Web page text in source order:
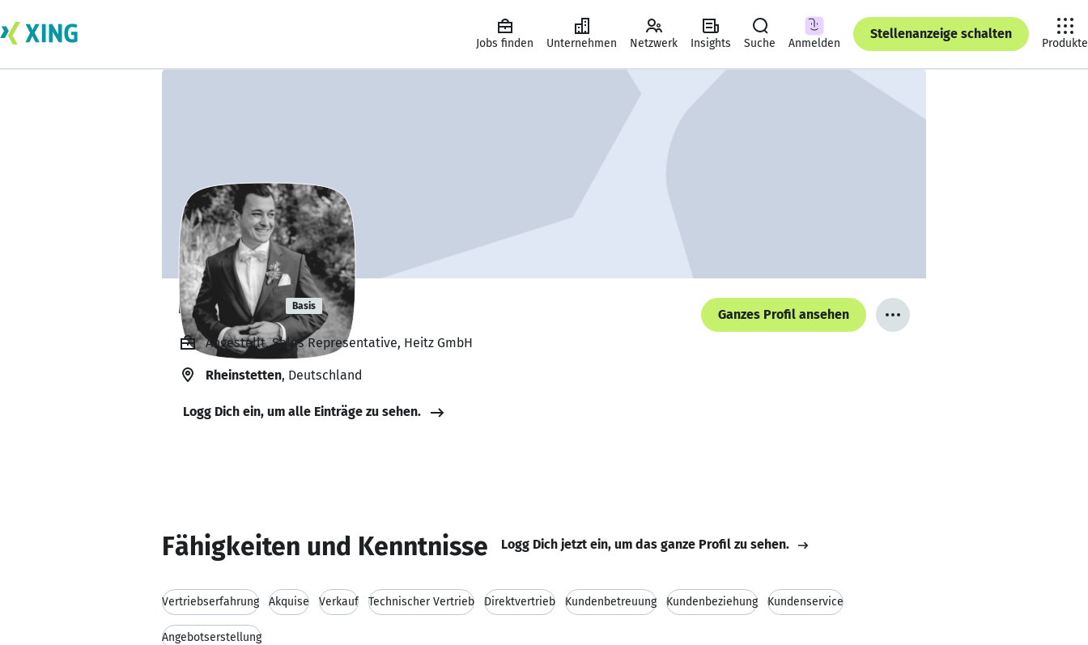
Jobs finden Unternehmen Netzwerk Insights Suche Anmelden
Stellenanzeige schalten
Produkte
Max Heitz Basis
Ganzes Profil ansehen
Angestellt, Sales Representative, Heitz GmbH
Rheinstetten, Deutschland
Logg Dich ein, um alle Einträge zu sehen.
Fähigkeiten und Kenntnisse Logg Dich jetzt ein, um das ganze Profil zu sehen.
Vertriebserfahrung Akquise Verkauf Technischer Vertrieb Direktvertrieb Kundenbetreuung Kundenbeziehung Kundenservice
Angebotserstellung